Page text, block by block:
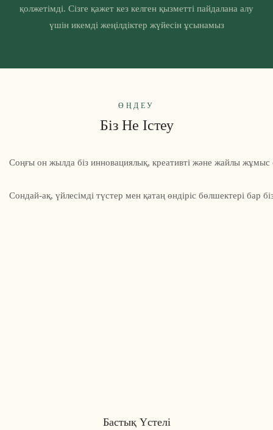
қолжетімді. Сізге қажет кез келген қызметті пайдалана алу
үшін икемді жеңілдіктер жүйесін ұсынамыз
ӨҢДЕУ
Біз Не Істеу
Бастық Үстелі